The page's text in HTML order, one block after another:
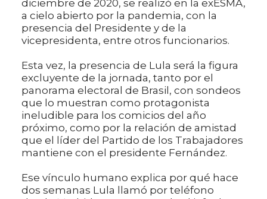
diciembre de 2020, se realizó en la exESMA,
a cielo abierto por la pandemia, con la
presencia del Presidente y de la
vicepresidenta, entre otros funcionarios.
Esta vez, la presencia de Lula será la figura
excluyente de la jornada, tanto por el
panorama electoral de Brasil, con sondeos
que lo muestran como protagonista
ineludible para los comicios del año
próximo, como por la relación de amistad
que el líder del Partido de los Trabajadores
mantiene con el presidente Fernández.
Ese vínculo humano explica por qué hace
dos semanas Lula llamó por teléfono